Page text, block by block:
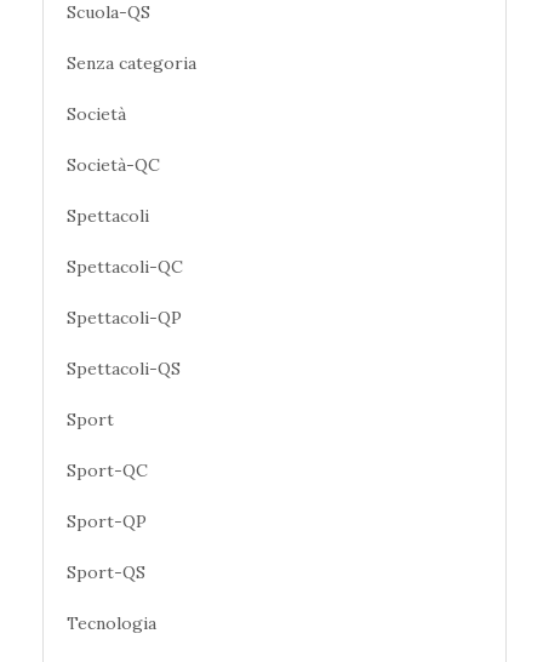
Scuola-QS
Senza categoria
Società
Società-QC
Spettacoli
Spettacoli-QC
Spettacoli-QP
Spettacoli-QS
Sport
Sport-QC
Sport-QP
Sport-QS
Tecnologia